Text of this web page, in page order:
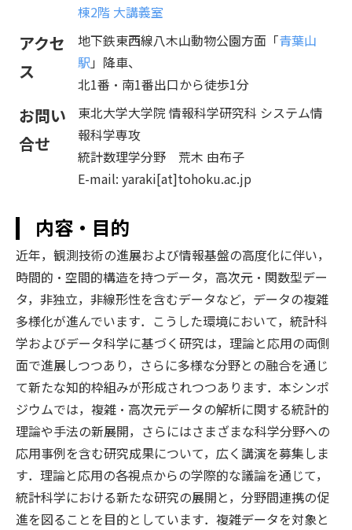
棟2階 大講義室
アクセ
ス
地下鉄東西線八木山動物公園方面「青葉山
駅 」降車、
北1番・南1番出口から徒歩1分
お問い
合せ
東北大学大学院 情報科学研究科 システム情
報科学専攻
統計数理学分野 荒木 由布子
E-mail: yaraki[at]tohoku.ac.jp
内容・目的
近年，観測技術の進展および情報基盤の高度化に伴い，
時間的・空間的構造を持つデータ，高次元・関数型デー
タ，非独立，非線形性を含むデータなど，データの複雑
多様化が進んでいます．こうした環境において，統計科
学およびデータ科学に基づく研究は，理論と応用の両側
面で進展しつつあり，さらに多様な分野との融合を通じ
て新たな知的枠組みが形成されつつあります．本シンポ
ジウムでは，複雑・高次元データの解析に関する統計的
理論や手法の新展開，さらにはさまざまな科学分野への
応用事例を含む研究成果について，広く講演を募集しま
す．理論と応用の各視点からの学際的な議論を通じて，
統計科学における新たな研究の展開と，分野間連携の促
進を図ることを目的としています．複雑データを対象と